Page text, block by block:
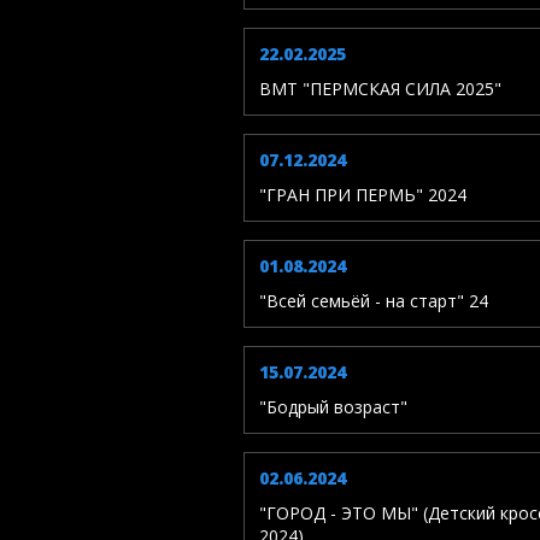
22.02.2025
ВМТ "ПЕРМСКАЯ СИЛА 2025"
07.12.2024
"ГРАН ПРИ ПЕРМЬ" 2024
01.08.2024
"Всей семьёй - на старт" 24
15.07.2024
"Бодрый возраст"
02.06.2024
"ГОРОД - ЭТО МЫ" (Детский